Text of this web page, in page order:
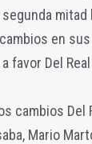
mitad
en
favor Del
cambios Del
Mario